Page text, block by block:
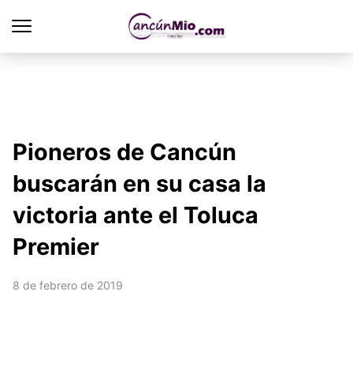
Pioneros de Cancún
buscarán en su casa la
victoria ante el Toluca
Premier
8 de febrero de 2019